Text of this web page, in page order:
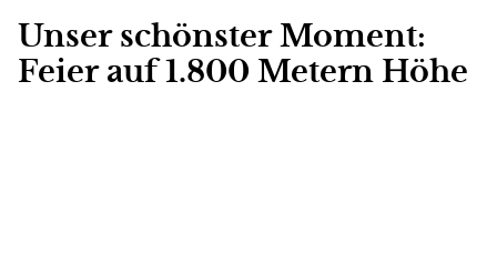
Unser schönster Moment:
Feier auf 1.800 Metern Höhe